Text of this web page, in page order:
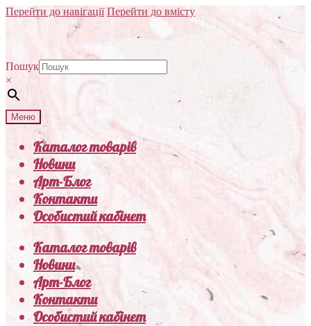
Перейти до навігації Перейти до вмісту
Пошук
×
Меню
Каталог товарів
Новини
Арт-Блог
Контакти
Особистий кабінет
Каталог товарів
Новини
Арт-Блог
Контакти
Особистий кабінет